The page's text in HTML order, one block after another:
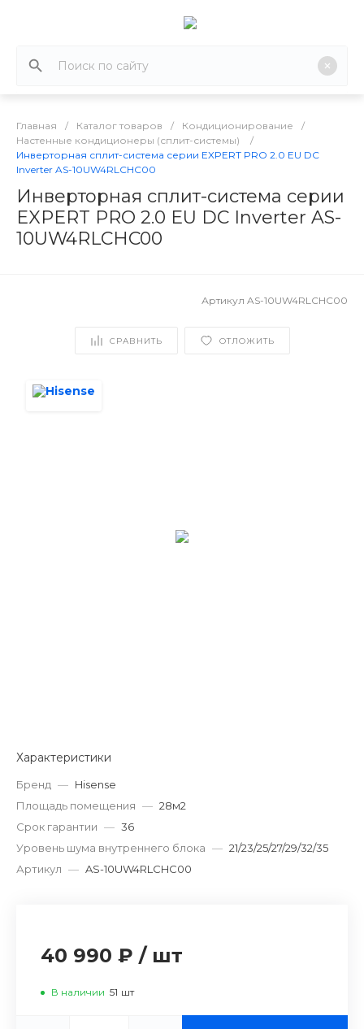
Главная / Каталог товаров / Кондиционирование
/
Настенные кондиционеры (сплит-системы)
/
Инверторная сплит-система серии EXPERT PRO 2.0 EU DC
Inverter AS-10UW4RLCHC00
Инверторная сплит-система серии
EXPERT PRO 2.0 EU DC Inverter AS-
10UW4RLCHC00
Артикул AS-10UW4RLCHC00
СРАВНИТЬ ОТЛОЖИТЬ
Характеристики
Бренд — Hisense
Площадь помещения — 28м2
Срок гарантии — 36
Уровень шума внутреннего блока — 21/23/25/27/29/32/35
Артикул — AS-10UW4RLCHC00
40 990 ₽ /шт
В наличии 51 шт